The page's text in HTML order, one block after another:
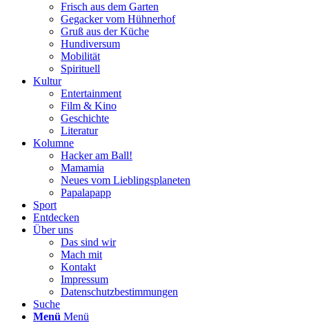
Frisch aus dem Garten
Gegacker vom Hühnerhof
Gruß aus der Küche
Hundiversum
Mobilität
Spirituell
Kultur
Entertainment
Film & Kino
Geschichte
Literatur
Kolumne
Hacker am Ball!
Mamamia
Neues vom Lieblingsplaneten
Papalapapp
Sport
Entdecken
Über uns
Das sind wir
Mach mit
Kontakt
Impressum
Datenschutzbestimmungen
Suche
Menü Menü